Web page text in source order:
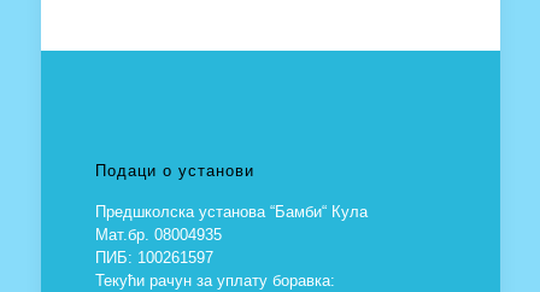
Подаци о установи
Предшколска установа “Бамби“ Кула
Мат.бр. 08004935
ПИБ: 100261597
Текући рачун за уплату боравка: